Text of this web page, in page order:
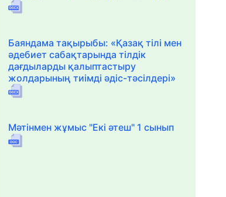
Баяндама тақырыбы: «Қазақ тілі мен
әдебиет сабақтарында тілдік
дағдыларды қалыптастыру
жолдарының тиімді әдіс-тәсілдері»
Мәтінмен жұмыс "Екі әтеш" 1 сынып